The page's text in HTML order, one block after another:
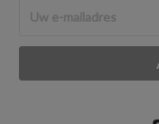
mailadres